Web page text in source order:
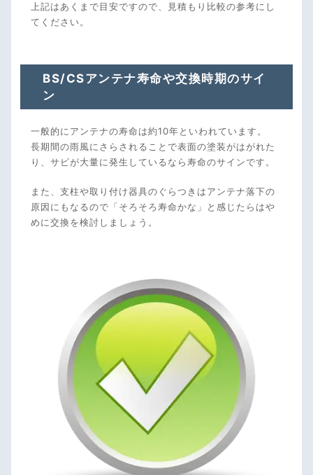
上記はあくまで目安ですので、見積もり比較の参考にし
てください。
BS/CSアンテナ寿命や交換時期のサイ
ン
一般的にアンテナの寿命は約10年といわれています。
長期間の雨風にさらされることで表面の塗装がはがれた
り、サビが大量に発生しているなら寿命のサインです。
また、支柱や取り付け器具のぐらつきはアンテナ落下の
原因にもなるので「そろそろ寿命かな」と感じたらはや
めに交換を検討しましょう。